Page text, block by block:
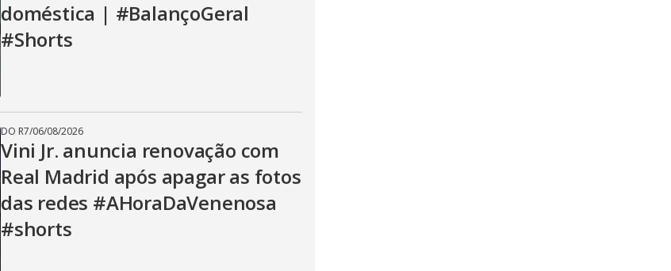
doméstica | #BalançoGeral
#Shorts
DO R7/06/08/2026
Vini Jr. anuncia renovação com
Real Madrid após apagar as fotos
das redes #AHoraDaVenenosa
#shorts